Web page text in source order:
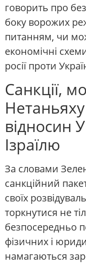
говорить про
боку ворожих
питанням, чи
економічні
росії проти
Санкції,
відносин
Ізраїлю
За словами
санкційний
своїх
торкнутися не
безпосередньо
фізичних і
намагаються